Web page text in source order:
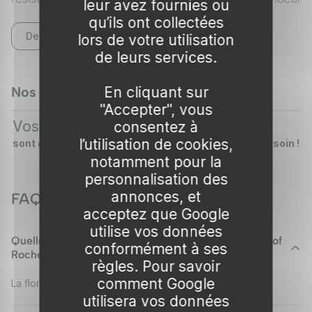
pour tous ceux qui souhaitent embellir leur
environnement extérieur.Voir tous nos Deutzia
Type :
Arbuste ornemental
1 à 1,5 mètre
Envergure :
1 à 1,5 mètre
Érigé et compact
Croissance :Modérée
Feuillage :
Caduque, vert foncé
Floraison :Mai à juin
Jusqu’à -15°C
Exposition :Plein soleil à mi-ombre
Bien drainé, riche en matière organique
Conseils de plantation
Description complète
Nos vidéos
DÉCOUVREZ COMMENT
0:37
Vos plantes
sont emballées en carton !
DÉCOUVREZ COMMENT
Vos arbres
sont emballés avec soin !
FAQ
Quelle est la période de floraison du Deutzie 'Pride of
Rochester'?
La floraison a lieu de mai à juin.
leur avez fournies ou
qu’ils ont collectées
lors de votre utilisation
de leurs services.
En cliquant sur
"Accepter", vous
consentez à
l’utilisation de cookies,
notamment pour la
personnalisation des
annonces, et
acceptez que Google
utilise vos données
conformément à ses
règles. Pour savoir
comment Google
utilisera vos données